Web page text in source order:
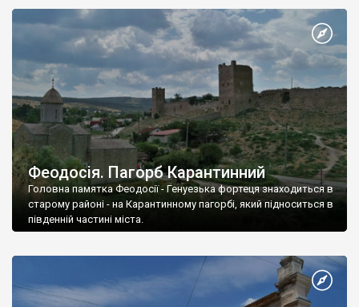
Феодосія. Пагорб Карантинний
Головна памятка Феодосії - Генуезька фортеця знаходиться в
старому районі - на Карантинному пагорбі, який підноситься в
південній частині міста.